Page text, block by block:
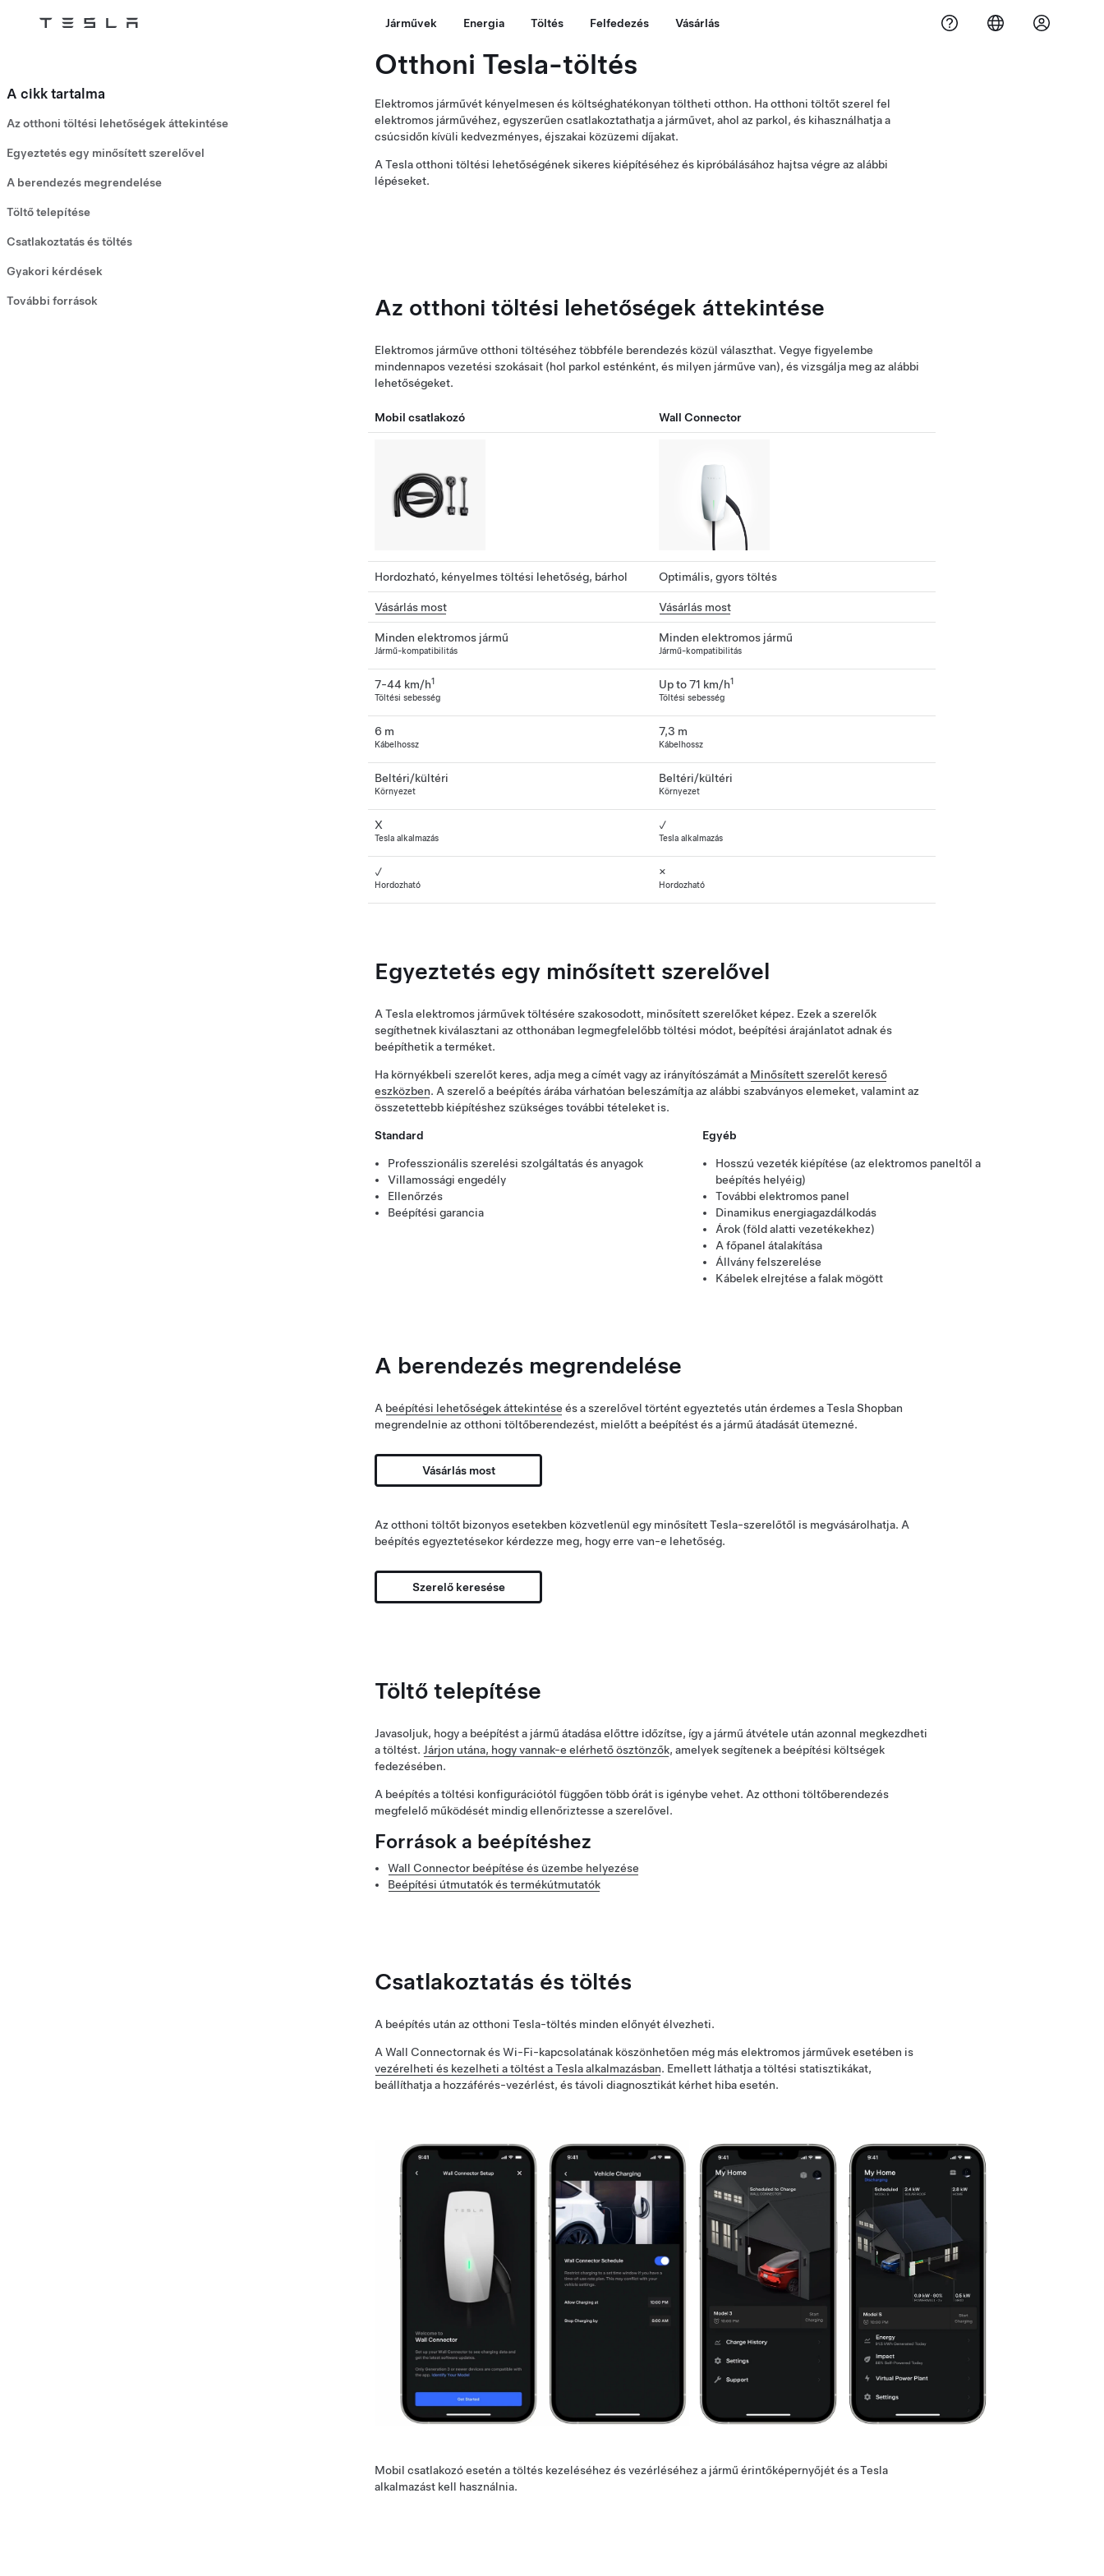
Tesla Járművek Energia Töltés Felfedezés Vásárlás
Otthoni Tesla-töltés
Elektromos járművét kényelmesen és költséghatékonyan töltheti otthon. Ha otthoni töltőt szerel fel
elektromos járművéhez, egyszerűen csatlakoztathatja a járművet, ahol az parkol, és kihasználhatja a
csúcsidőn kívüli kedvezményes, éjszakai közüzemi díjakat.
A Tesla otthoni töltési lehetőségének sikeres kiépítéséhez és kipróbálásához hajtsa végre az alábbi
lépéseket.
Az otthoni töltési lehetőségek áttekintése
Elektromos járműve otthoni töltéséhez többféle berendezés közül választhat. Vegye figyelembe
mindennapos vezetési szokásait (hol parkol esténként, és milyen járműve van), és vizsgálja meg az alábbi
lehetőségeket.
Mobil csatlakozó Wall Connector
Hordozható, kényelmes töltési lehetőség, bárhol Optimális, gyors töltés
Vásárlás most Vásárlás most
Minden elektromos jármű
Jármű-kompatibilitás
Minden elektromos jármű
Jármű-kompatibilitás
7-44 km/h1
Töltési sebesség
Up to 71 km/h1
Töltési sebesség
6 m
Kábelhossz
7,3 m
Kábelhossz
Beltéri/kültéri
Környezet
Beltéri/kültéri
Környezet
X
Tesla alkalmazás
✓
Tesla alkalmazás
✓
Hordozható
×
Hordozható
Egyeztetés egy minősített szerelővel
A Tesla elektromos járművek töltésére szakosodott, minősített szerelőket képez. Ezek a szerelők
segíthetnek kiválasztani az otthonában legmegfelelőbb töltési módot, beépítési árajánlatot adnak és
beépíthetik a terméket.
Ha környékbeli szerelőt keres, adja meg a címét vagy az irányítószámát a Minősített szerelőt kereső
eszközben. A szerelő a beépítés árába várhatóan beleszámítja az alábbi szabványos elemeket, valamint az
összetettebb kiépítéshez szükséges további tételeket is.
Standard
Professzionális szerelési szolgáltatás és anyagok
Villamossági engedély
Ellenőrzés
Beépítési garancia
Egyéb
Hosszú vezeték kiépítése (az elektromos paneltől a
beépítés helyéig)
További elektromos panel
Dinamikus energiagazdálkodás
Árok (föld alatti vezetékekhez)
A főpanel átalakítása
Állvány felszerelése
Kábelek elrejtése a falak mögött
A berendezés megrendelése
A beépítési lehetőségek áttekintése és a szerelővel történt egyeztetés után érdemes a Tesla Shopban
megrendelnie az otthoni töltőberendezést, mielőtt a beépítést és a jármű átadását ütemezné.
Vásárlás most
Az otthoni töltőt bizonyos esetekben közvetlenül egy minősített Tesla-szerelőtől is megvásárolhatja. A
beépítés egyeztetésekor kérdezze meg, hogy erre van-e lehetőség.
Szerelő keresése
Töltő telepítése
Javasoljuk, hogy a beépítést a jármű átadása előttre időzítse, így a jármű átvétele után azonnal megkezdheti
a töltést. Járjon utána, hogy vannak-e elérhető ösztönzők, amelyek segítenek a beépítési költségek
fedezésében.
A beépítés a töltési konfigurációtól függően több órát is igénybe vehet. Az otthoni töltőberendezés
megfelelő működését mindig ellenőriztesse a szerelővel.
Források a beépítéshez
Wall Connector beépítése és üzembe helyezése
Beépítési útmutatók és termékútmutatók
Csatlakoztatás és töltés
A beépítés után az otthoni Tesla-töltés minden előnyét élvezheti.
A Wall Connectornak és Wi-Fi-kapcsolatának köszönhetően még más elektromos járművek esetében is
vezérelheti és kezelheti a töltést a Tesla alkalmazásban. Emellett láthatja a töltési statisztikákat,
beállíthatja a hozzáférés-vezérlést, és távoli diagnosztikát kérhet hiba esetén.
Mobil csatlakozó esetén a töltés kezeléséhez és vezérléséhez a jármű érintőképernyőjét és a Tesla
alkalmazást kell használnia.
A cikk tartalma
Az otthoni töltési lehetőségek áttekintése
Egyeztetés egy minősített szerelővel
A berendezés megrendelése
Töltő telepítése
Csatlakoztatás és töltés
Gyakori kérdések
További források